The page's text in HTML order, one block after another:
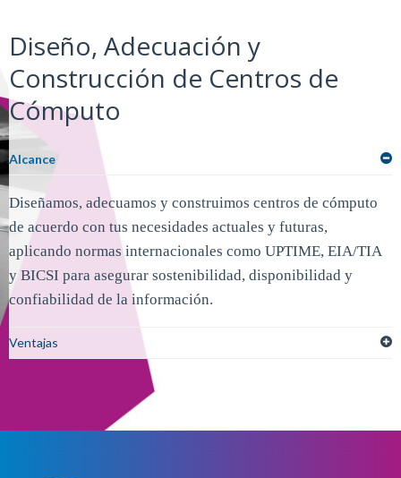
Diseño, Adecuación y
Construcción de Centros de
Cómputo
Alcance
Diseñamos, adecuamos y construimos centros de cómputo
de acuerdo con tus necesidades actuales y futuras,
aplicando normas internacionales como UPTIME, EIA/TIA
y BICSI para asegurar sostenibilidad, disponibilidad y
confiabilidad de la información.
Ventajas